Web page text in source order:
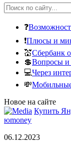
❓
❗Плюсы и
💒Сбербанк
💲Вопросы и
💻Через
💸
Новое на сайте
Купить
юmoney
06.12.2023